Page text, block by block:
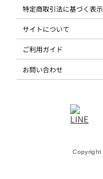
特定商取引法に基づく表示
サイトについて
ご利用ガイド
お問い合わせ
Copyright